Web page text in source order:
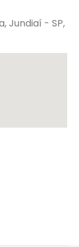
Jundiaí - SP,